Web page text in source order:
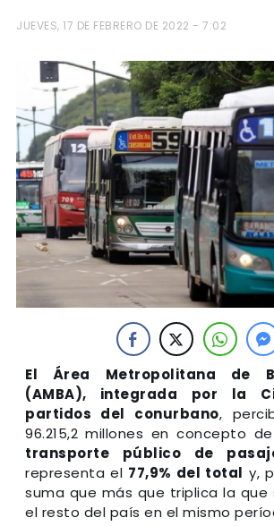
JUEVES, 17 DE FEBRERO DE 2022 - 7:02
El Área Metropolitana de
(AMBA), integrada por la
partidos del conurbano,
96.215,2 millones en concepto
transporte público de
representa el 77,9% del total y,
suma que más que triplica la
el resto del país en el mismo